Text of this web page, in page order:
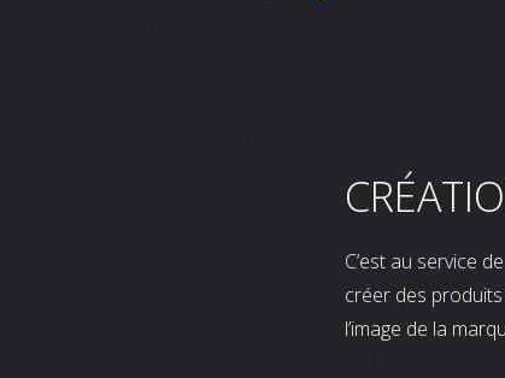
C’est au service
créer des
l’image de la